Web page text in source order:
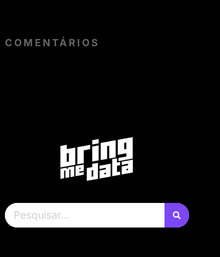
COMENTÁRIOS